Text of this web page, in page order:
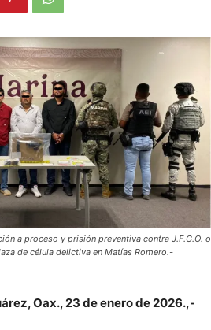
a proceso y prisión preventiva contra J.F.G.O. o
de célula delictiva en Matías Romero.-
Oax., 23 de enero de 2026.,-